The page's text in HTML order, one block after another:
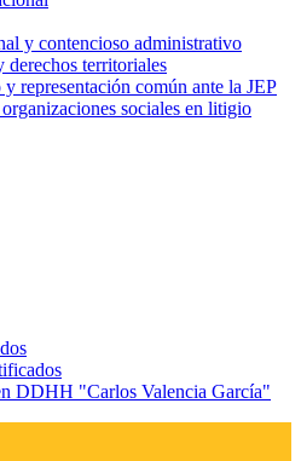
y contencioso administrativo
territoriales
representación común ante la JEP
sociales en litigio
DDHH "Carlos Valencia García"